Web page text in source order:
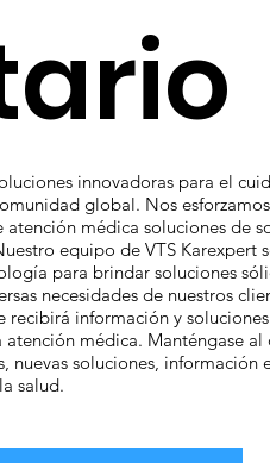
innovadoras para el
global. Nos
médica soluciones de
equipo de VTS Karexpert
para brindar soluciones
necesidades de nuestros
recibirá información y
médica. Manténgase al
nuevas soluciones, información
salud.